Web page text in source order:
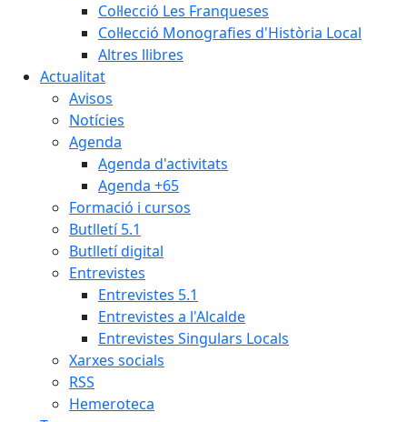
Col·lecció Les Franqueses
Col·lecció Monografies d'Història Local
Altres llibres
Actualitat
Avisos
Notícies
Agenda
Agenda d'activitats
Agenda +65
Formació i cursos
Butlletí 5.1
Butlletí digital
Entrevistes
Entrevistes 5.1
Entrevistes a l'Alcalde
Entrevistes Singulars Locals
Xarxes socials
RSS
Hemeroteca